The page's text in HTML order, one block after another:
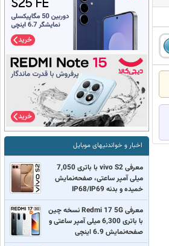
اخبار و خواندنیهای موبایل
معرفی vivo S2 با باتری 7,050
میلی آمپر ساعتی، صفحه‌نمایش
خمیده و بدنه IP68/IP69
معرفی Redmi 17 5G نسخه چین
با باتری 6,300 میلی آمپر ساعتی و
صفحه‌نمایش 6.9 اینچی